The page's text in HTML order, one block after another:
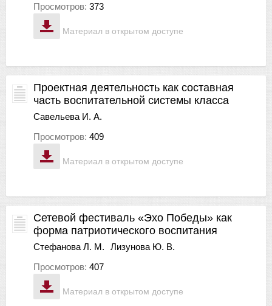
Материал в открытом доступе
Просмотров: 373
Материал в открытом доступе
Проектная деятельность как составная
часть воспитательной системы класса
Савельева И. А.
Просмотров: 409
Материал в открытом доступе
Сетевой фестиваль «Эхо Победы» как
форма патриотического воспитания
Стефанова Л. М.
Лизунова Ю. В.
Просмотров: 407